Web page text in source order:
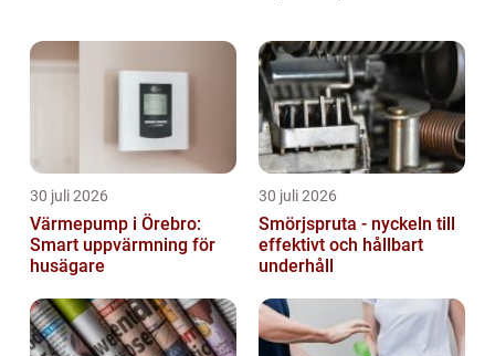
30 juli 2026
Värmepump i Örebro:
Smart uppvärmning för
husägare
30 juli 2026
Smörjspruta - nyckeln till
effektivt och hållbart
underhåll